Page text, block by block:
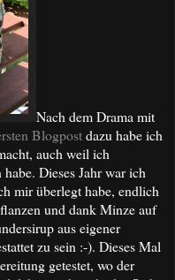
Nach dem Drama mit
Blogpostdazu habe ich
auch weil ich
Dieses Jahr war ich
mir überlegt habe, endlich
und dank Minze auf
aus eigener
zu sein :-). Dieses Mal
getestet, wo der